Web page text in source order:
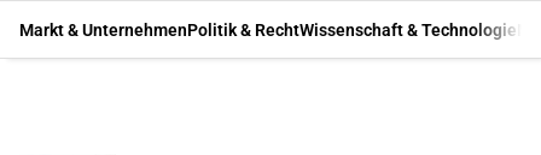
Markt & UnternehmenPolitik & RechtWissenschaft & Technologie